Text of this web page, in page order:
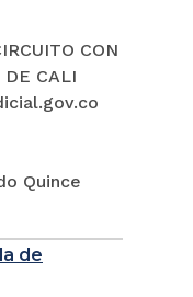
CON
DE CALI
Quince
de